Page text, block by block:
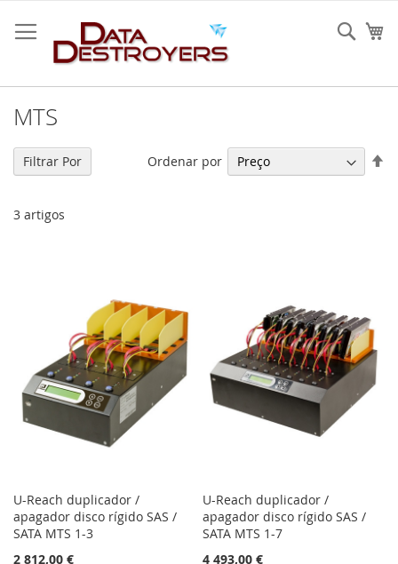
para
o
Conteúdo
MTS
3 artigos
Ordenar por
U-Reach duplicador /
apagador disco rígido SAS /
SATA MTS 1-3
2 812,00 €
U-Reach duplicador /
apagador disco rígido SAS /
SATA MTS 1-7
4 493,00 €
Filtrar Por